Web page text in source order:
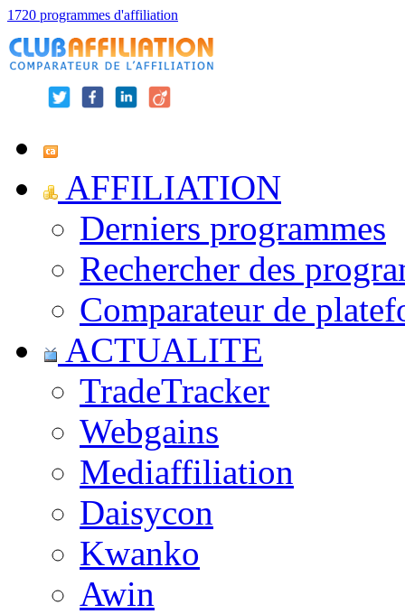
1720 programmes d'affiliation
AFFILIATION
Derniers programmes
Rechercher des
Comparateur de
ACTUALITE
TradeTracker
Webgains
Mediaffiliation
Daisycon
Kwanko
Awin